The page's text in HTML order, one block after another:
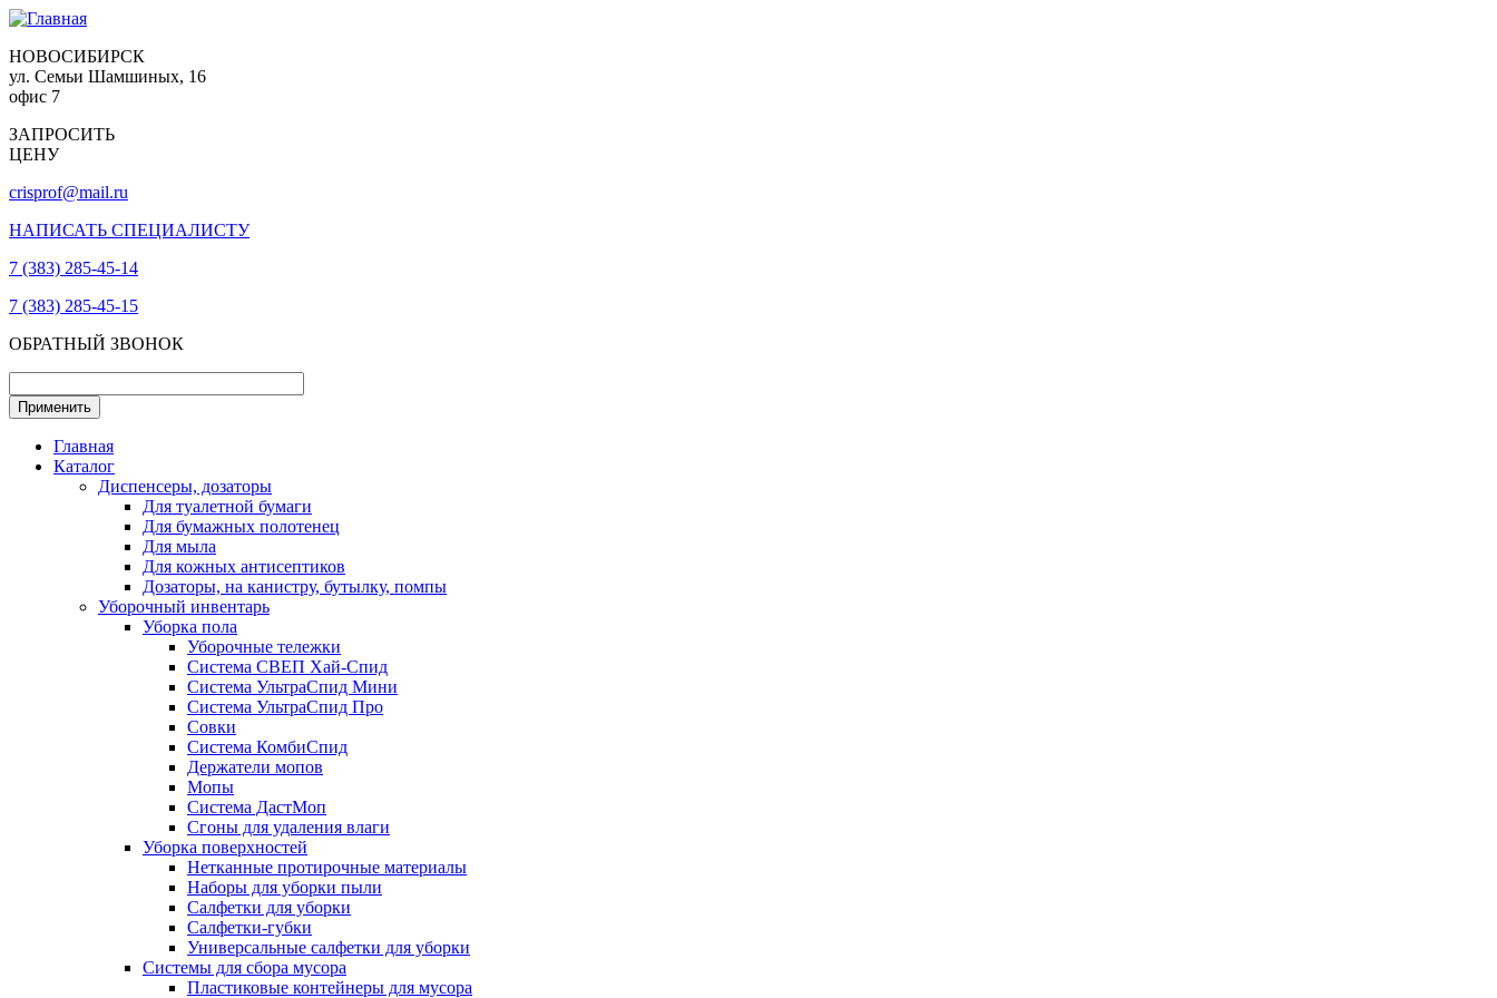
НОВОСИБИРСК
ул. Семьи Шамшиных, 16
офис 7
ЗАПРОСИТЬ
ЦЕНУ
crisprof@mail.ru
НАПИСАТЬ СПЕЦИАЛИСТУ
7 (383) 285-45-14
7 (383) 285-45-15
ОБРАТНЫЙ ЗВОНОК
Главная
Каталог
Диспенсеры, дозаторы
Для туалетной бумаги
Для бумажных полотенец
Для мыла
Для кожных антисептиков
Дозаторы, на канистру, бутылку, помпы
Уборочный инвентарь
Уборка пола
Уборочные тележки
Система СВЕП Хай-Спид
Система УльтраСпид Мини
Система УльтраСпид Про
Совки
Система КомбиСпид
Держатели мопов
Мопы
Система ДастМоп
Сгоны для удаления влаги
Уборка поверхностей
Нетканные протирочные материалы
Наборы для уборки пыли
Салфетки для уборки
Салфетки-губки
Универсальные салфетки для уборки
Системы для сбора мусора
Пластиковые контейнеры для мусора